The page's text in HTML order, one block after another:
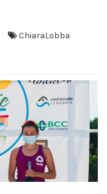
ChiaraLobba